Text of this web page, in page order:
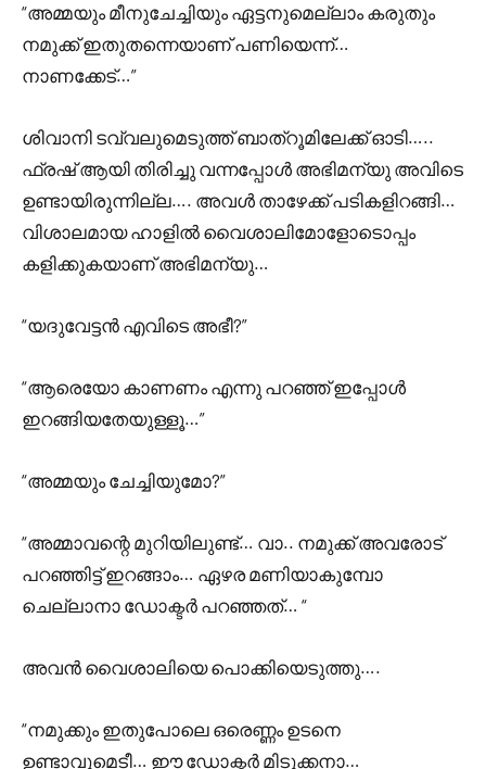
“അമ്മയും മീനുചേച്ചിയും ഏട്ടനുമെല്ലാം കരുതും
നമുക്ക് ഇതുതന്നെയാണ് പണിയെന്ന്…
നാണക്കേട്…”
ശിവാനി ടവ്വലുമെടുത്ത് ബാത്‌റൂമിലേക്ക് ഓടി…..
ഫ്രഷ് ആയി തിരിച്ചു വന്നപ്പോൾ അഭിമന്യു അവിടെ
ഉണ്ടായിരുന്നില്ല…. അവൾ താഴേക്ക് പടികളിറങ്ങി…
വിശാലമായ ഹാളിൽ വൈശാലിമോളോടൊപ്പം
കളിക്കുകയാണ് അഭിമന്യു…
“യദുവേട്ടൻ എവിടെ അഭീ?”
“ആരെയോ കാണണം എന്നു പറഞ്ഞ് ഇപ്പോൾ
ഇറങ്ങിയതേയുള്ളൂ…”
“അമ്മയും ചേച്ചിയുമോ?”
“അമ്മാവന്റെ മുറിയിലുണ്ട്… വാ.. നമുക്ക് അവരോട്
പറഞ്ഞിട്ട് ഇറങ്ങാം… ഏഴര മണിയാകുമ്പോ
ചെല്ലാനാ ഡോക്ടർ പറഞ്ഞത്… “
അവൻ വൈശാലിയെ പൊക്കിയെടുത്തു….
“നമുക്കും ഇതുപോലെ ഒരെണ്ണം ഉടനെ
ഉണ്ടാവുമെടീ… ഈ ഡോക്ടർ മിടുക്കനാ…